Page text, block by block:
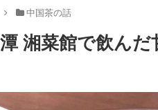
中国茶の話
湘菜館で飲んだ